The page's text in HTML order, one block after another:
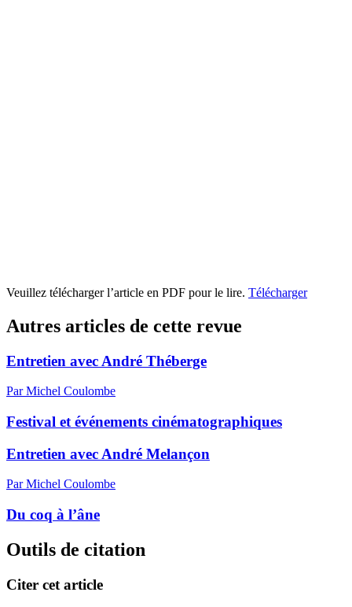
Veuillez télécharger l’article en PDF pour le lire. Télécharger
Autres articles de cette revue
Entretien avec André Théberge
Par Michel Coulombe
Festival et événements cinématographiques
Entretien avec André Melançon
Par Michel Coulombe
Du coq à l’âne
Outils de citation
Citer cet article